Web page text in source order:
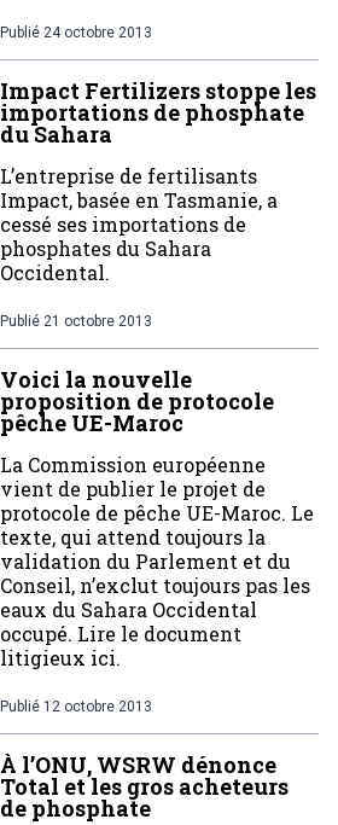
Publié 24 octobre 2013
Impact Fertilizers stoppe les
importations de phosphate
du Sahara
L’entreprise de fertilisants
Impact, basée en Tasmanie, a
cessé ses importations de
phosphates du Sahara
Occidental.
Publié 21 octobre 2013
Voici la nouvelle
proposition de protocole
pêche UE-Maroc
La Commission européenne
vient de publier le projet de
protocole de pêche UE-Maroc. Le
texte, qui attend toujours la
validation du Parlement et du
Conseil, n’exclut toujours pas les
eaux du Sahara Occidental
occupé. Lire le document
litigieux ici.
Publié 12 octobre 2013
À l’ONU, WSRW dénonce
Total et les gros acheteurs
de phosphate